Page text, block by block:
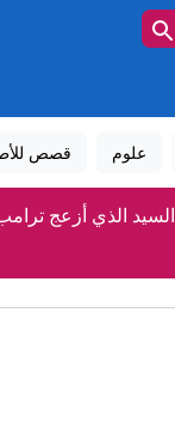
علوم قصص
الذي أزعج
سلامة جوية.. ما